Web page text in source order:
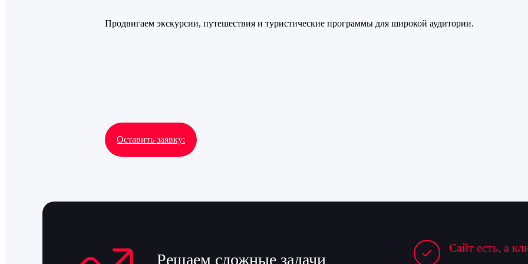
Продвигаем экскурсии, путешествия и туристические программы для широкой аудитории.
Оставить заявку:
Решаем сложные задачи
Сайт есть, а